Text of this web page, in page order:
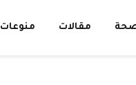
مقالات منوعات